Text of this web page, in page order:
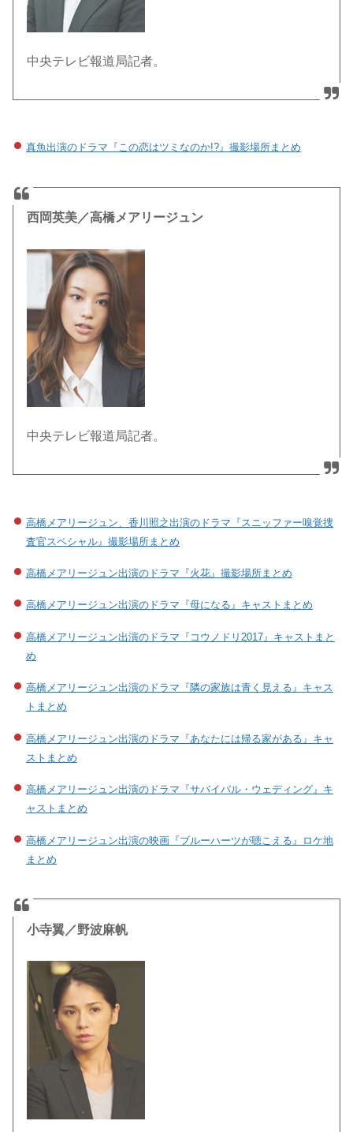
中央テレビ報道局記者。
真魚出演のドラマ『この恋はツミなのか!?』撮影場所まとめ
西岡英美／高橋メアリージュン
中央テレビ報道局記者。
高橋メアリージュン、香川照之出演のドラマ『スニッファー嗅覚捜
査官スペシャル』撮影場所まとめ
高橋メアリージュン出演のドラマ『火花』撮影場所まとめ
高橋メアリージュン出演のドラマ『母になる』キャストまとめ
高橋メアリージュン出演のドラマ『コウノドリ2017』キャストまと
め
高橋メアリージュン出演のドラマ『隣の家族は青く見える』キャス
トまとめ
高橋メアリージュン出演のドラマ『あなたには帰る家がある』キャ
ストまとめ
高橋メアリージュン出演のドラマ『サバイバル・ウェディング』キ
ャストまとめ
高橋メアリージュン出演の映画『ブルーハーツが聴こえる』ロケ地
まとめ
小寺翼／野波麻帆